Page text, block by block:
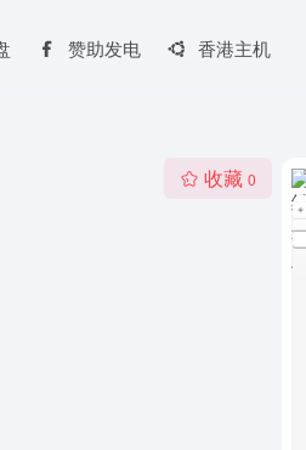
赞助发电 香港主机
收藏 0